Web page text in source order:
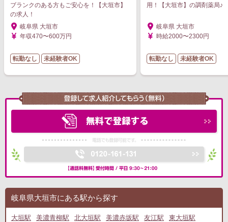
ブランクのある方もご安心を！【大垣市】
の求人！
岐阜県 大垣市
年収470〜600万円
転勤なし 未経験者OK
用！【大垣市】の調剤薬局♪
岐阜県 大垣市
時給2000〜2300円
転勤なし 未経験者OK
岐阜県大垣市にある駅から探す
大垣駅 美濃青柳駅 北大垣駅 美濃赤坂駅 友江駅 東大垣駅